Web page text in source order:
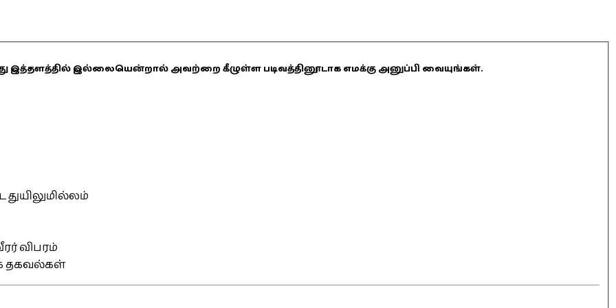
இத்தளத்தில் இல்லையென்றால் அவற்றை கீழுள்ள படிவத்தினூடாக எமக்கு அனுப்பி வையுங்கள்.
விபரம்
தகவல்கள்